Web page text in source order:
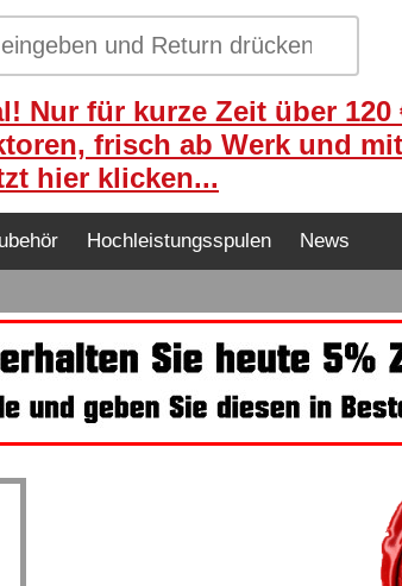
Nur für kurze Zeit über 120
frisch ab Werk und
hier klicken...
Hochleistungsspulen News